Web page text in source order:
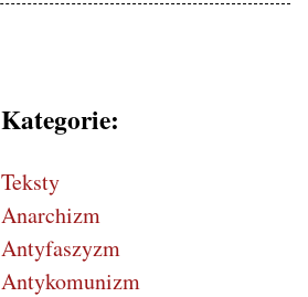
Kategorie:
Teksty
Anarchizm
Antyfaszyzm
Antykomunizm